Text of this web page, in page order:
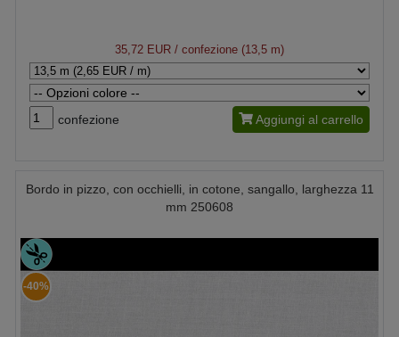
35,72 EUR / confezione (13,5 m)
confezione Aggiungi al carrello
Bordo in pizzo, con occhielli, in cotone, sangallo, larghezza 11
mm 250608
-40%